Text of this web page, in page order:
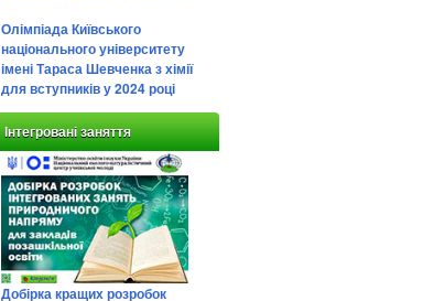
Олімпіада Київського
національного університету
імені Тараса Шевченка з хімії
для вступників у 2024 році
Інтегровані заняття
Добірка кращих розробок